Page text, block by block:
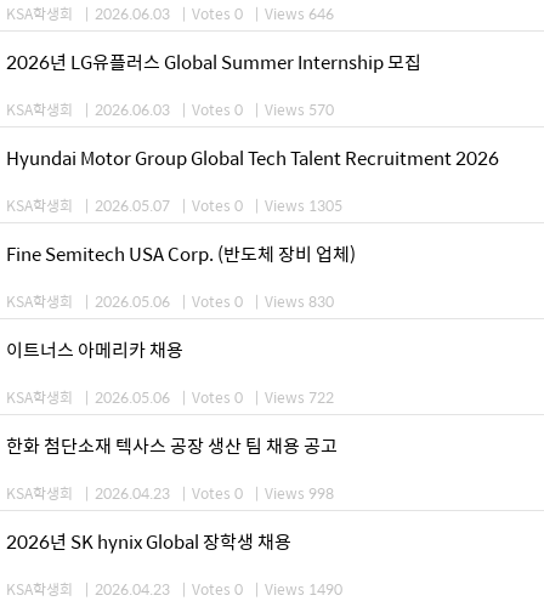
KSA학생회 | 2026.06.03 | Votes 0 | Views 646
2026년 LG유플러스 Global Summer Internship 모집
KSA학생회 | 2026.06.03 | Votes 0 | Views 570
Hyundai Motor Group Global Tech Talent Recruitment 2026
KSA학생회 | 2026.05.07 | Votes 0 | Views 1305
Fine Semitech USA Corp. (반도체 장비 업체)
KSA학생회 | 2026.05.06 | Votes 0 | Views 830
이트너스 아메리카 채용
KSA학생회 | 2026.05.06 | Votes 0 | Views 722
한화 첨단소재 텍사스 공장 생산 팀 채용 공고
KSA학생회 | 2026.04.23 | Votes 0 | Views 998
2026년 SK hynix Global 장학생 채용
KSA학생회 | 2026.04.23 | Votes 0 | Views 1490